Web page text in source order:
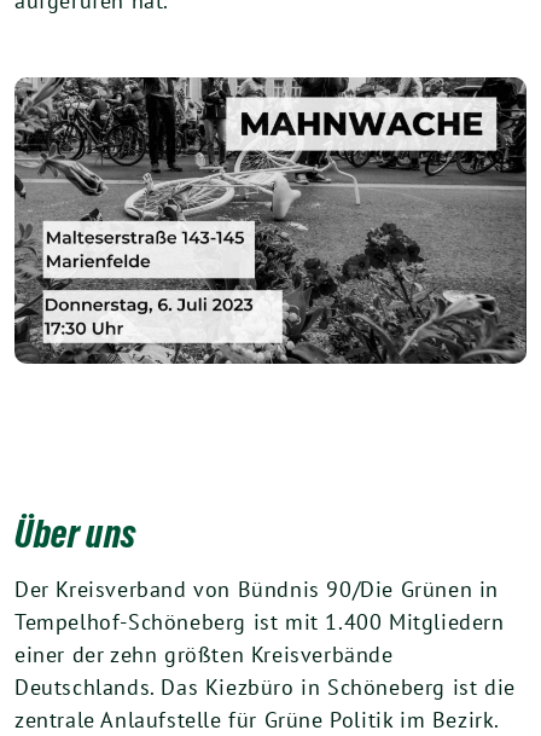
Über uns
Der Kreisverband von Bündnis 90/Die Grünen in
Tempelhof-Schöneberg ist mit 1.400 Mitgliedern
einer der zehn größten Kreisverbände
Deutschlands. Das Kiezbüro in Schöneberg ist die
zentrale Anlaufstelle für Grüne Politik im Bezirk.